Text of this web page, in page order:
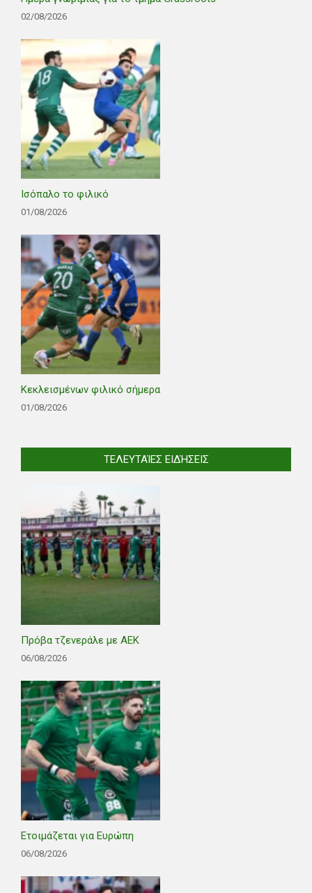
02/08/2026
Ισόπαλο το φιλικό
01/08/2026
Κεκλεισμένων φιλικό σήμερα
01/08/2026
ΤΕΛΕΥΤΑΊΕΣ ΕΙΔΉΣΕΙΣ
Πρόβα τζενεράλε με ΑΕΚ
06/08/2026
Ετοιμάζεται για Ευρώπη
06/08/2026